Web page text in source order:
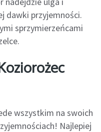
dawki przyjemności.
sprzymierzeńcami
wszystkim na swoich
Najlepiej